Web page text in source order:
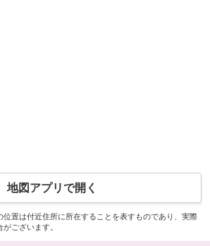
地図アプリで開く
置は付近住所に所在することを表すものであり、実際
ございます。